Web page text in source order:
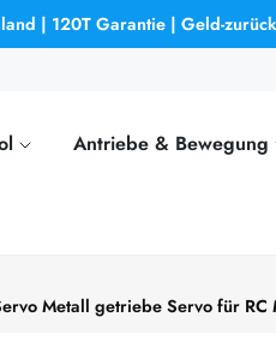
| 120T Garantie | Geld-zurück
Antriebe & Bewegung
Metall getriebe Servo für